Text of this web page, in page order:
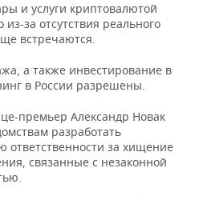
и услуги криптовалютой
за отсутствия реального
встречаются.
а также инвестирование в
в России разрешены.
премьер Александр Новак
разработать
ответственности за хищение
связанные с незаконной